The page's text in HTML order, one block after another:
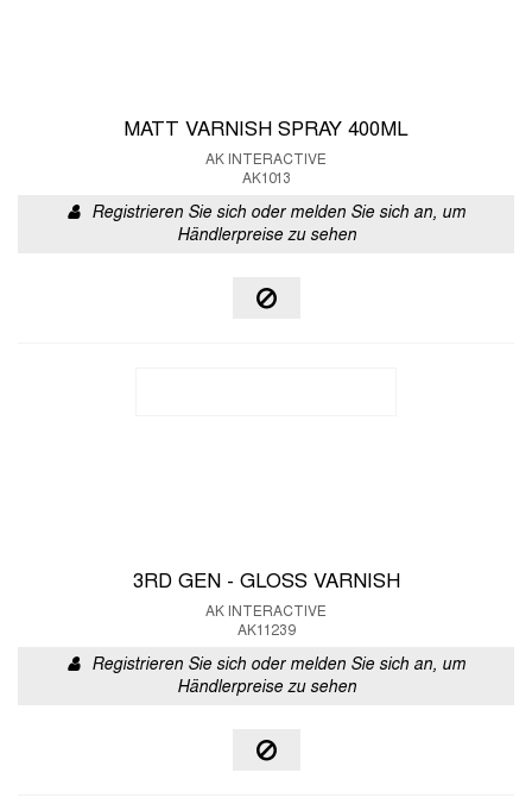
MATT VARNISH SPRAY 400ML
AK INTERACTIVE
AK1013
Registrieren Sie sich oder melden Sie sich an, um
Händlerpreise zu sehen
3RD GEN - GLOSS VARNISH
AK INTERACTIVE
AK11239
Registrieren Sie sich oder melden Sie sich an, um
Händlerpreise zu sehen